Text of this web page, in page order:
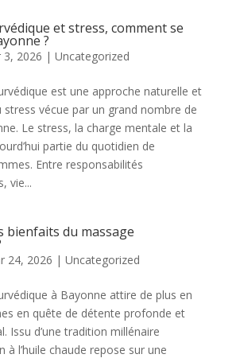
et stress, comment se
?
3, 2026 | Uncategorized
est une approche naturelle et
stress vécue par un grand nombre de
Le stress, la charge mentale et la
partie du quotidien de
Entre responsabilités
vie...
bienfaits du massage
24, 2026 | Uncategorized
à Bayonne attire de plus en
en quête de détente profonde et
Issu d’une tradition millénaire
à l’huile chaude repose sur une